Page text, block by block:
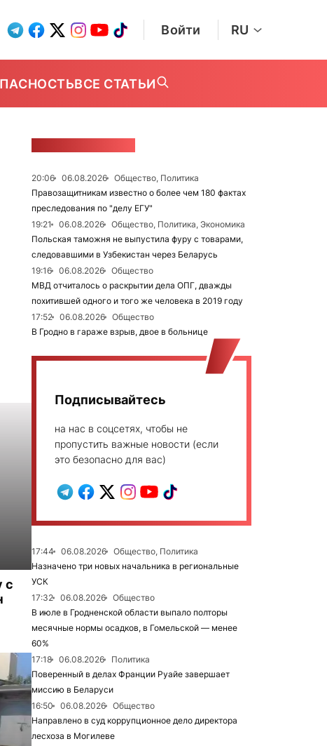
Войти RU
ВСЕ СТАТЬИ
с
20:06 06.08.2026
Общество, Политика
Правозащитникам известно о более чем 180 фактах
преследования по "делу ЕГУ"
19:21
06.08.2026
Общество, Политика, Экономика
Польская таможня не выпустила фуру с товарами,
следовавшими в Узбекистан через Беларусь
19:16
06.08.2026
Общество
МВД отчиталось о раскрытии дела ОПГ, дважды
похитившей одного и того же человека в 2019 году
17:52
06.08.2026
Общество
В Гродно в гараже взрыв, двое в больнице
Подписывайтесь
на нас в соцсетях, чтобы не
пропустить важные новости (если
это безопасно для вас)
17:44 06.08.2026
Общество, Политика
Назначено три новых начальника в региональные
УСК
17:32
06.08.2026
Общество
В июле в Гродненской области выпало полторы
месячные нормы осадков, в Гомельской — менее
60%
17:18
06.08.2026
Политика
Поверенный в делах Франции Руайе завершает
миссию в Беларуси
16:50
06.08.2026
Общество
Направлено в суд коррупционное дело директора
лесхоза в Могилеве